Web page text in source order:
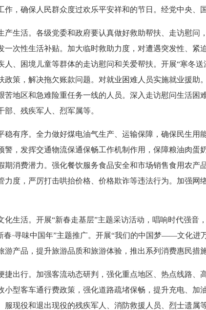
作，确保人民群众度过欢乐平安祥和的节日。经党中央、
活。各级党委和政府要认真做好救助帮扶、走访慰问
一次性生活补贴。加大临时救助力度，对遭遇突发性、
人、困境儿童等群体的走访慰问和关爱帮扶。开展“寒冬
政策，解决拖欠账款问题。对就业困难人员实施就业援
苦地区和急难险重任务一线的人员。深入走访慰问生活
、残疾军人、烈军属等。
序。全力做好煤电油气生产、运输保障，确保民生用
警，发挥交通物流保通保畅工作机制作用，保障粮油肉
期消费潜力。强化餐饮服务食品安全和市场销售食用农
力度，严厉打击哄抬价格、价格欺诈等违法行为。加强
活。开展“新春走基层”主题采访活动，唱响时代强音
春·寻味中国年”主题推广。开展“我们的中国梦——文化进
游产品，提升旅游品质和旅游体验，推出系列消费惠民措
行。加强客流动态研判，强化重点地区、热点线路、
小型客车通行费政策，强化道路疏堵保畅，提升充电、
服现役和退出现役的残疾军人、消防救援人员、烈士遗